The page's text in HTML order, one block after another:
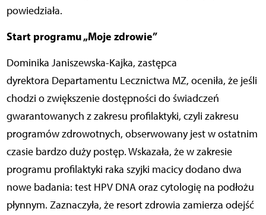
powiedziała.
Start programu „Moje zdrowie”
Dominika Janiszewska-Kajka, zastępca
dyrektora Departamentu Lecznictwa MZ, oceniła, że jeśli
chodzi o zwiększenie dostępności do świadczeń
gwarantowanych z zakresu profilaktyki, czyli zakresu
programów zdrowotnych, obserwowany jest w ostatnim
czasie bardzo duży postęp. Wskazała, że w zakresie
programu profilaktyki raka szyjki macicy dodano dwa
nowe badania: test HPV DNA oraz cytologię na podłożu
płynnym. Zaznaczyła, że resort zdrowia zamierza odejść